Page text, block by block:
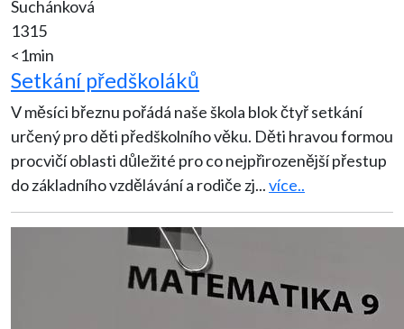
Suchánková
1315
<1min
Setkání předškoláků
V měsíci březnu pořádá naše škola blok čtyř setkání
určený pro děti předškolního věku. Děti hravou formou
procvičí oblasti důležité pro co nejpřirozenější přestup
do základního vzdělávání a rodiče zj...více..